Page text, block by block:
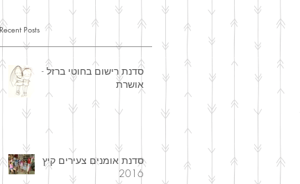
Recent Posts
סדנת רישום בחוטי ברזל -
אושרת
סדנת אומנים צעירים קיץ
2016